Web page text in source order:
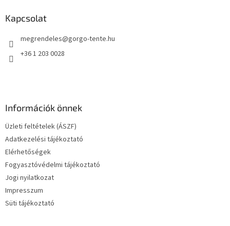
Kapcsolat
megrendeles@gorgo-tente.hu
+36 1 203 0028
Információk önnek
Üzleti feltételek (ÁSZF)
Adatkezelési tájékoztató
Elérhetőségek
Fogyasztóvédelmi tájékoztató
Jogi nyilatkozat
Impresszum
Süti tájékoztató